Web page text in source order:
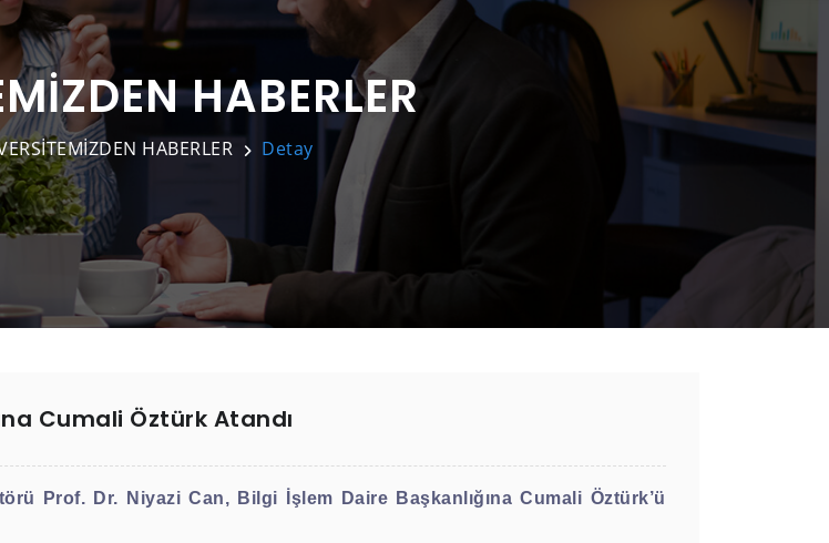
HABERLER
HABERLER Detay
Cumali Öztürk Atandı
Prof. Dr. Niyazi Can, Bilgi İşlem Daire Başkanlığına Cumali Öztürk’ü